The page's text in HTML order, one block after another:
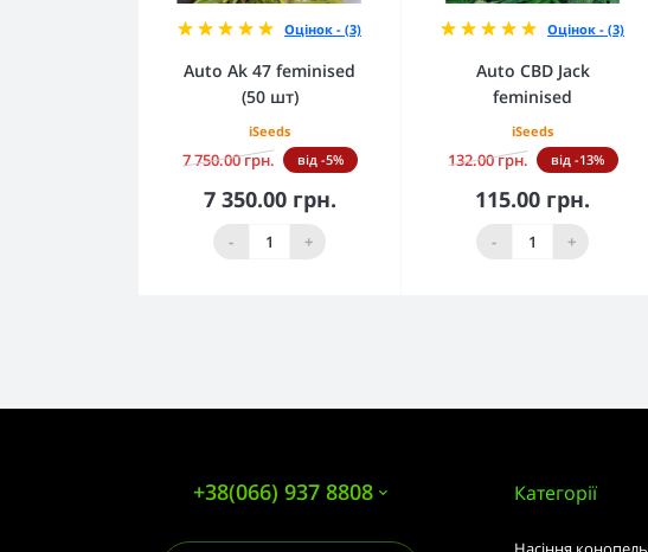
Оцінок - (3)
Auto Ak 47 feminised
(50 шт)
iSeeds
7 750.00 грн. від -5%
7 350.00 грн.
- +
До кошика
Оцінок - (3)
Auto CBD Jack
feminised
iSeeds
132.00 грн. від -13%
115.00 грн.
- +
До кошика
+38(066) 937 8808 Категорії